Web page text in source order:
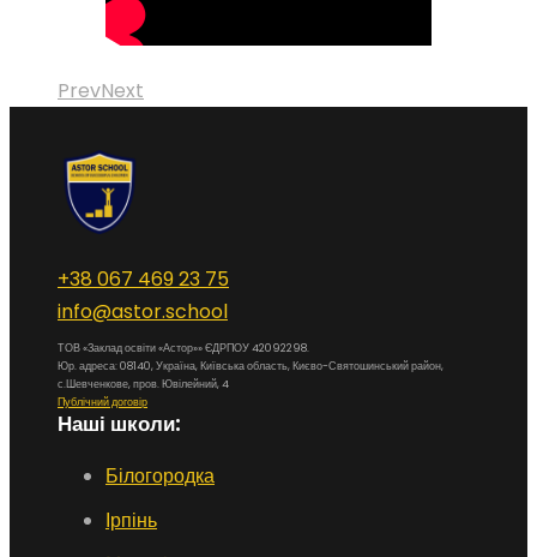
PrevNext
+38 067 469 23 75
info@astor.school
ТОВ «Заклад освіти «Астор»» ЄДРПОУ 42092298.
Юр. адреса: 08140, Україна, Київська область, Києво-Святошинський район,
с.Шевченкове, пров. Ювілейний, 4
Публічний договір
Наші школи:
Білогородка
Ірпінь